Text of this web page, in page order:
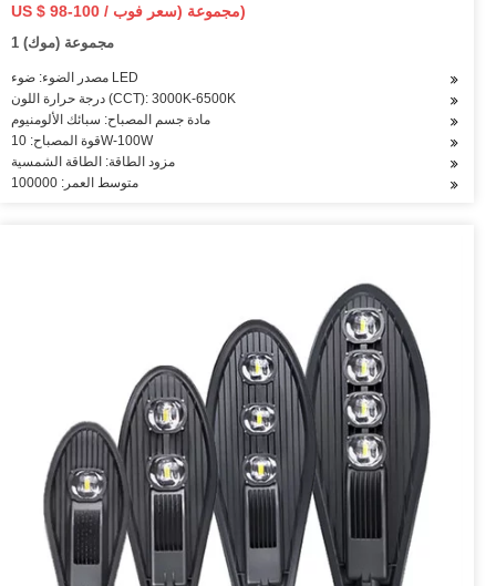
US $ 98-100 / مجموعة (سعر فوب)
1 مجموعة (موك)
مصدر الضوء: ضوء LED
درجة حرارة اللون (CCT): 3000K-6500K
مادة جسم المصباح: سبائك الألومنيوم
قوة المصباح: 10W-100W
مزود الطاقة: الطاقة الشمسية
متوسط العمر: 100000